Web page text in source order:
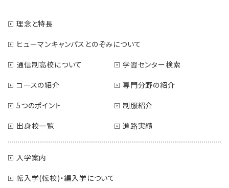
理念と特長
ヒューマンキャンパスとのぞみについて
通信制高校について
学習センター検索
コースの紹介
専門分野の紹介
5つのポイント
制服紹介
出身校一覧
進路実績
入学案内
転入学(転校)・編入学について